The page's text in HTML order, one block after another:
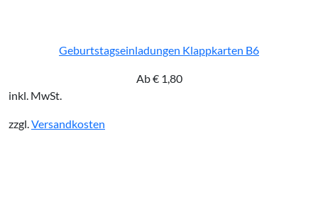
Geburtstagseinladungen Klappkarten B6
Ab€1,80
inkl. MwSt.
zzgl.Versandkosten